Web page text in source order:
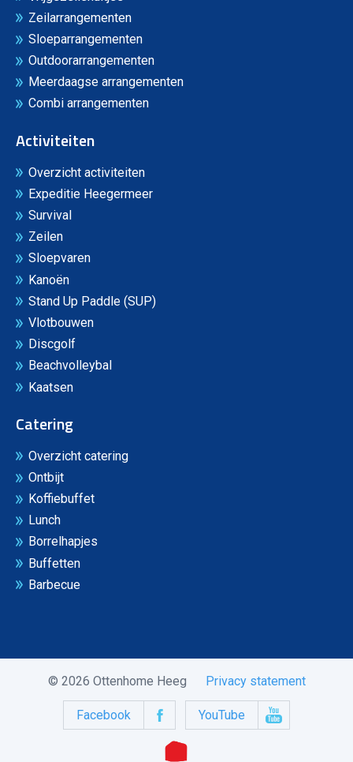
Zeilarrangementen
Sloeparrangementen
Outdoorarrangementen
Meerdaagse arrangementen
Combi arrangementen
Activiteiten
Overzicht activiteiten
Expeditie Heegermeer
Survival
Zeilen
Sloepvaren
Kanoën
Stand Up Paddle (SUP)
Vlotbouwen
Discgolf
Beachvolleybal
Kaatsen
Catering
Overzicht catering
Ontbijt
Koffiebuffet
Lunch
Borrelhapjes
Buffetten
Barbecue
© 2026 Ottenhome Heeg Privacy statement
Facebook YouTube